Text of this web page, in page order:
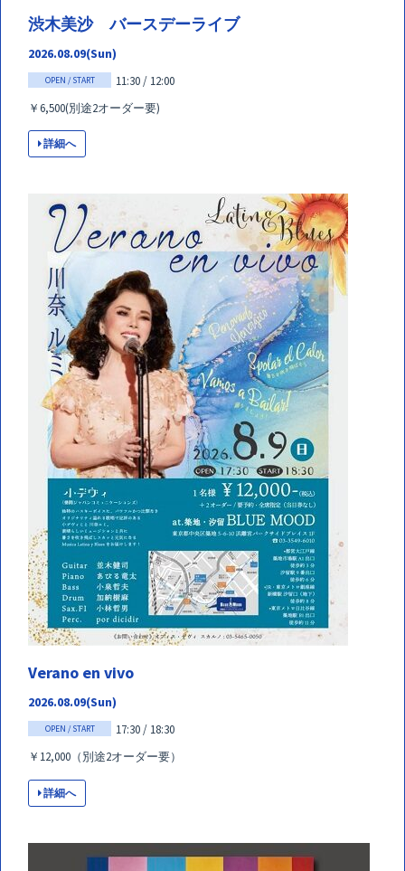
渋木美沙 バースデーライブ
2026.08.09(Sun)
OPEN / START
11:30 / 12:00
￥6,500(別途2オーダー要)
詳細へ
Verano en vivo
2026.08.09(Sun)
OPEN / START
17:30 / 18:30
￥12,000（別途2オーダー要）
詳細へ